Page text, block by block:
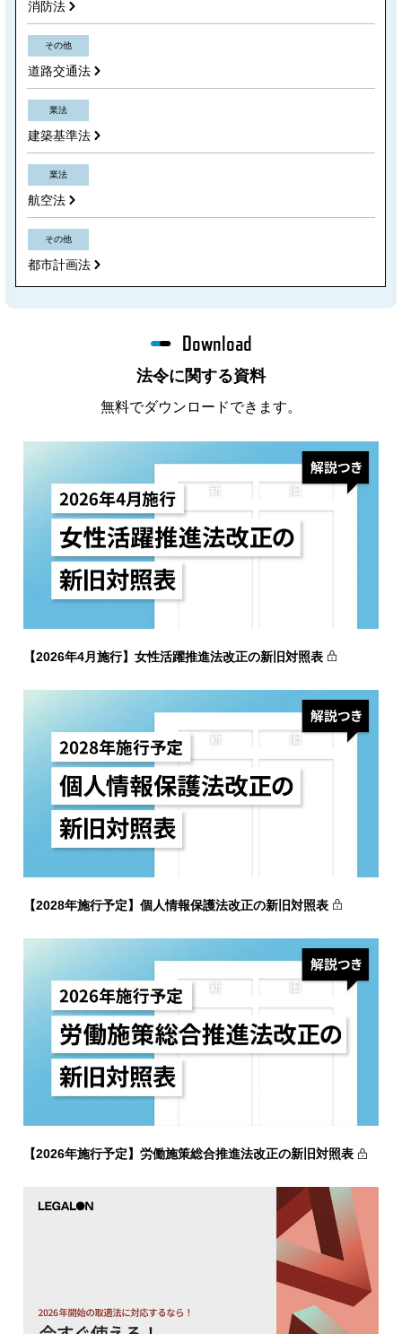
消防法
その他
道路交通法
業法
建築基準法
業法
航空法
その他
都市計画法
法令に関する資料
Download
無料でダウンロードできます。
【2026年4月施行】女性活躍推進法改正の新旧対照表
【2028年施行予定】個人情報保護法改正の新旧対照表
【2026年施行予定】労働施策総合推進法改正の新旧対照表